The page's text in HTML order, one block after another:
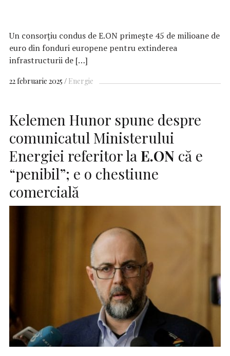
Un consorţiu condus de E.ON primeşte 45 de milioane de
euro din fonduri europene pentru extinderea
infrastructurii de […]
22 februarie 2025 Energie
Kelemen Hunor spune despre
comunicatul Ministerului
Energiei referitor la E.ON că e
“penibil”; e o chestiune
comercială